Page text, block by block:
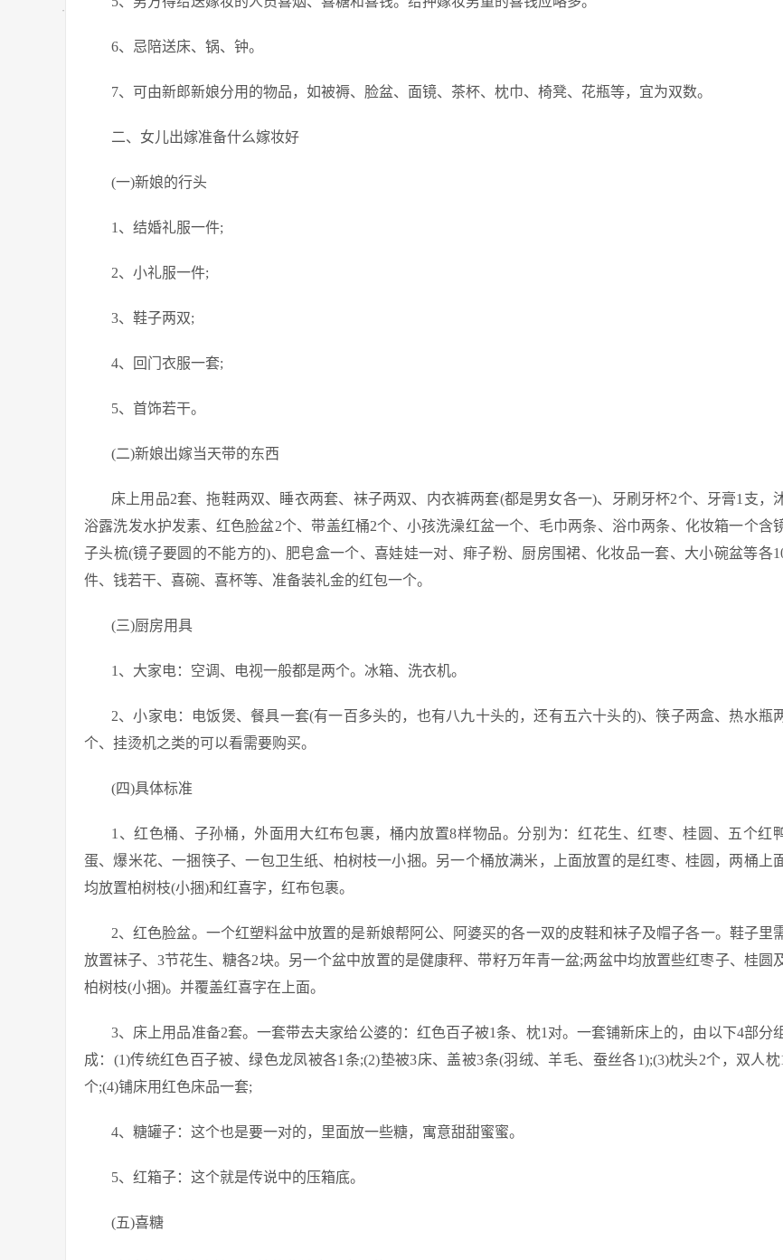
6、忌陪送床、锅、钟。
7、可由新郎新娘分用的物品，如被褥、脸盆、面镜、茶杯、枕巾、椅凳、花瓶等，宜为双数。
二、女儿出嫁准备什么嫁妆好
(一)新娘的行头
1、结婚礼服一件;
2、小礼服一件;
3、鞋子两双;
4、回门衣服一套;
5、首饰若干。
(二)新娘出嫁当天带的东西
床上用品2套、拖鞋两双、睡衣两套、袜子两双、内衣裤两套(都是男女各一)、牙刷牙杯2个、牙膏1支，
浴露洗发水护发素、红色脸盆2个、带盖红桶2个、小孩洗澡红盆一个、毛巾两条、浴巾两条、化妆箱一个含
子头梳(镜子要圆的不能方的)、肥皂盒一个、喜娃娃一对、痱子粉、厨房围裙、化妆品一套、大小碗盆等各
件、钱若干、喜碗、喜杯等、准备装礼金的红包一个。
(三)厨房用具
1、大家电：空调、电视一般都是两个。冰箱、洗衣机。
2、小家电：电饭煲、餐具一套(有一百多头的，也有八九十头的，还有五六十头的)、筷子两盒、热水瓶
个、挂烫机之类的可以看需要购买。
(四)具体标准
1、红色桶、子孙桶，外面用大红布包裹，桶内放置8样物品。分别为：红花生、红枣、桂圆、五个红
蛋、爆米花、一捆筷子、一包卫生纸、柏树枝一小捆。另一个桶放满米，上面放置的是红枣、桂圆，两桶上
均放置柏树枝(小捆)和红喜字，红布包裹。
2、红色脸盆。一个红塑料盆中放置的是新娘帮阿公、阿婆买的各一双的皮鞋和袜子及帽子各一。鞋子里
放置袜子、3节花生、糖各2块。另一个盆中放置的是健康秤、带籽万年青一盆;两盆中均放置些红枣子、桂圆
柏树枝(小捆)。并覆盖红喜字在上面。
3、床上用品准备2套。一套带去夫家给公婆的：红色百子被1条、枕1对。一套铺新床上的，由以下4部分
成：(1)传统红色百子被、绿色龙凤被各1条;(2)垫被3床、盖被3条(羽绒、羊毛、蚕丝各1);(3)枕头2个，双人枕
个;(4)铺床用红色床品一套;
4、糖罐子：这个也是要一对的，里面放一些糖，寓意甜甜蜜蜜。
5、红箱子：这个就是传说中的压箱底。
(五)喜糖